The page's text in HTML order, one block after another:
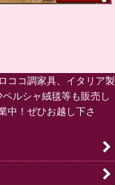
ココ調家具、イタリア製
ルシャ絨毯等も販売し
中！ぜひお越し下さ